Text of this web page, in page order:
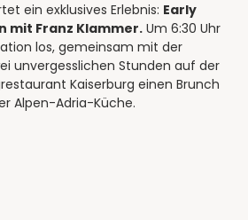
ein exklusives Erlebnis: Early
mit Franz Klammer. Um 6:30 Uhr
los, gemeinsam mit der
unvergesslichen Stunden auf der
Kaiserburg einen Brunch
Alpen-Adria-Küche.